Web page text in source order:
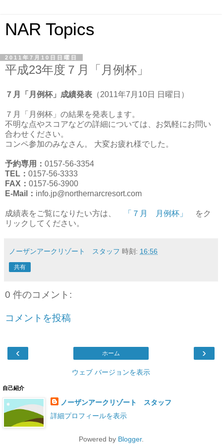
NAR Topics
2011年7月10日日曜日
平成23年度７月「月例杯」
７月「月例杯」成績発表 （2011年7月10日 日曜日）
７月「月例杯」の結果を発表します。
不明な点やスコアなどの詳細については、お気軽にお問い
合わせください。
コンペ参加のみなさん。 大変お疲れ様でした。
予約専用： 0157-56-3354
TEL： 0157-56-3333
FAX： 0157-56-3900
E-Mail： info.jp@northernarcresort.com
成績表をご覧になりたい方は、 「７月 月例杯」
をク
リックしてください。
ノーザンアークリゾート スタッフ 時刻: 16:56
共有
0 件のコメント:
コメントを投稿
‹ ›
ホーム
ウェブ バージョンを表示
自己紹介
ノーザンアークリゾート スタッフ
詳細プロフィールを表示
Powered by Blogger.